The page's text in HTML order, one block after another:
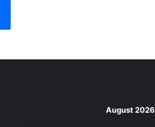
August 2026